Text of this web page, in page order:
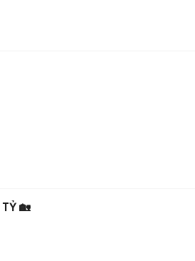
🏡